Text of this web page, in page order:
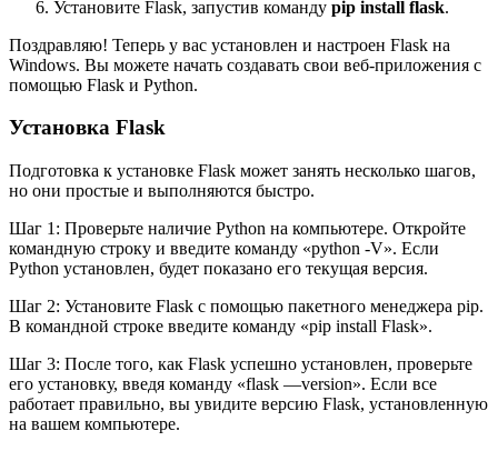
Установите Flask, запустив команду pip install flask.
Поздравляю! Теперь у вас установлен и настроен Flask на
Windows. Вы можете начать создавать свои веб-приложения с
помощью Flask и Python.
Установка Flask
Подготовка к установке Flask может занять несколько шагов,
но они простые и выполняются быстро.
Шаг 1: Проверьте наличие Python на компьютере. Откройте
командную строку и введите команду «python -V». Если
Python установлен, будет показано его текущая версия.
Шаг 2: Установите Flask с помощью пакетного менеджера pip.
В командной строке введите команду «pip install Flask».
Шаг 3: После того, как Flask успешно установлен, проверьте
его установку, введя команду «flask —version». Если все
работает правильно, вы увидите версию Flask, установленную
на вашем компьютере.